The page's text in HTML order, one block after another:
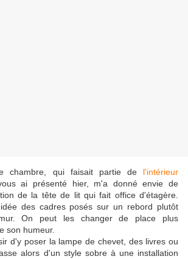
chambre, qui faisait partie de l'intérieur
ai présenté hier, m'a donné envie de
de la tête de lit qui fait office d'étagère.
des cadres posés sur un rebord plutôt
On peut les changer de place plus
son humeur.
d'y poser la lampe de chevet, des livres ou
alors d'un style sobre à une installation